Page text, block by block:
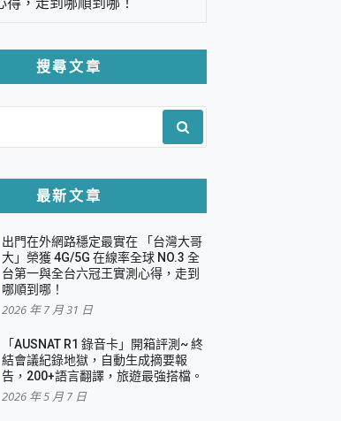
高畫質戶外攝影機 開箱 評
護
開箱評價
慧投影 & 煥彩流動 」的沈浸
競滑鼠 開箱 評測
滿的終極桌面體驗
評測
搜尋文章
最新文章
出門在外網路穩定最實在 「台灣大哥
大」榮獲 4G/5G 在線率全球 NO.3 全
台第一與全台六冠王實測心得，走到
哪順到哪！
2026 年 7 月 31 日
「AUSNAT R1 錄音卡」開箱評測~ 終
結會議紀錄地獄，自動生成摘要報
告，200+語言翻譯，旅遊最強搭檔。
2026 年 5 月 7 日